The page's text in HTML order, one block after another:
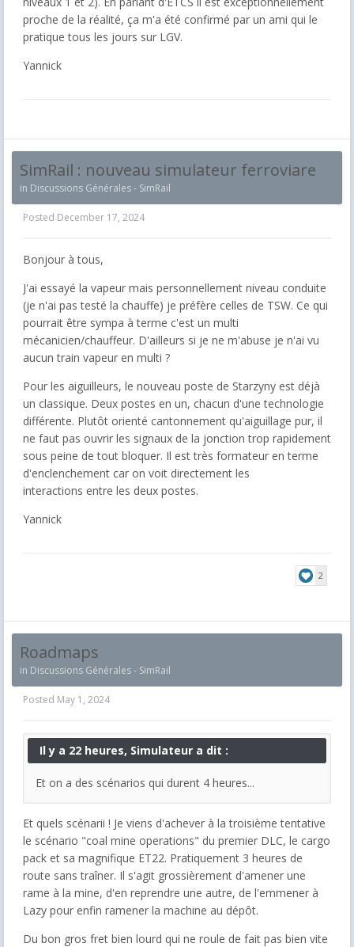
proche de la réalité, ça m'a été confirmé par un ami qui le
pratique tous les jours sur LGV.
Yannick
SimRail : nouveau simulateur ferroviare
in Discussions Générales - SimRail
Posted December 17, 2024
Bonjour à tous,
J'ai essayé la vapeur mais personnellement niveau conduite
(je n'ai pas testé la chauffe) je préfère celles de TSW. Ce qui
pourrait être sympa à terme c'est un multi
mécanicien/chauffeur. D'ailleurs si je ne m'abuse je n'ai vu
aucun train vapeur en multi ?
Pour les aiguilleurs, le nouveau poste de Starzyny est déjà
un classique. Deux postes en un, chacun d'une technologie
différente. Plutôt orienté cantonnement qu'aiguillage pur, il
ne faut pas ouvrir les signaux de la jonction trop rapidement
sous peine de tout bloquer. Il est très formateur en terme
d'enclenchement car on voit directement les
interactions entre les deux postes.
Yannick
2
Roadmaps
in Discussions Générales - SimRail
Posted May 1, 2024
Il y a 22 heures, Simulateur a dit :
Et on a des scénarios qui durent 4 heures...
Et quels scénarii ! Je viens d'achever à la troisième tentative
le scénario "coal mine operations" du premier DLC, le cargo
pack et sa magnifique ET22. Pratiquement 3 heures de
route sans traîner. Il s'agit grossièrement d'amener une
rame à la mine, d'en reprendre une autre, de l'emmener à
Lazy pour enfin ramener la machine au dépôt.
Du bon gros fret bien lourd qui ne roule de fait pas bien vite